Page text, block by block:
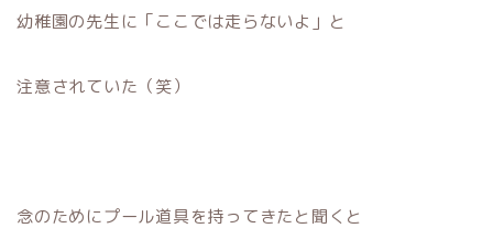
幼稚園の先生に「ここでは走らないよ」と
注意されていた（笑）
念のためにプール道具を持ってきたと聞くと